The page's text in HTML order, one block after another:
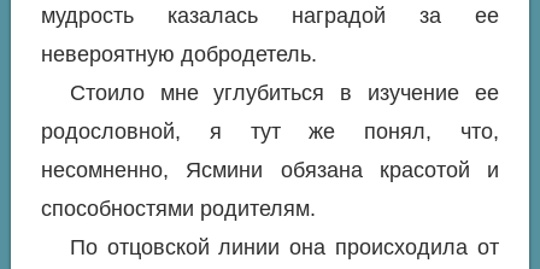
мудрость казалась наградой за ее
невероятную добродетель.
Стоило мне углубиться в изучение ее
родословной, я тут же понял, что,
несомненно, Ясмини обязана красотой и
способностями родителям.
По отцовской линии она происходила от